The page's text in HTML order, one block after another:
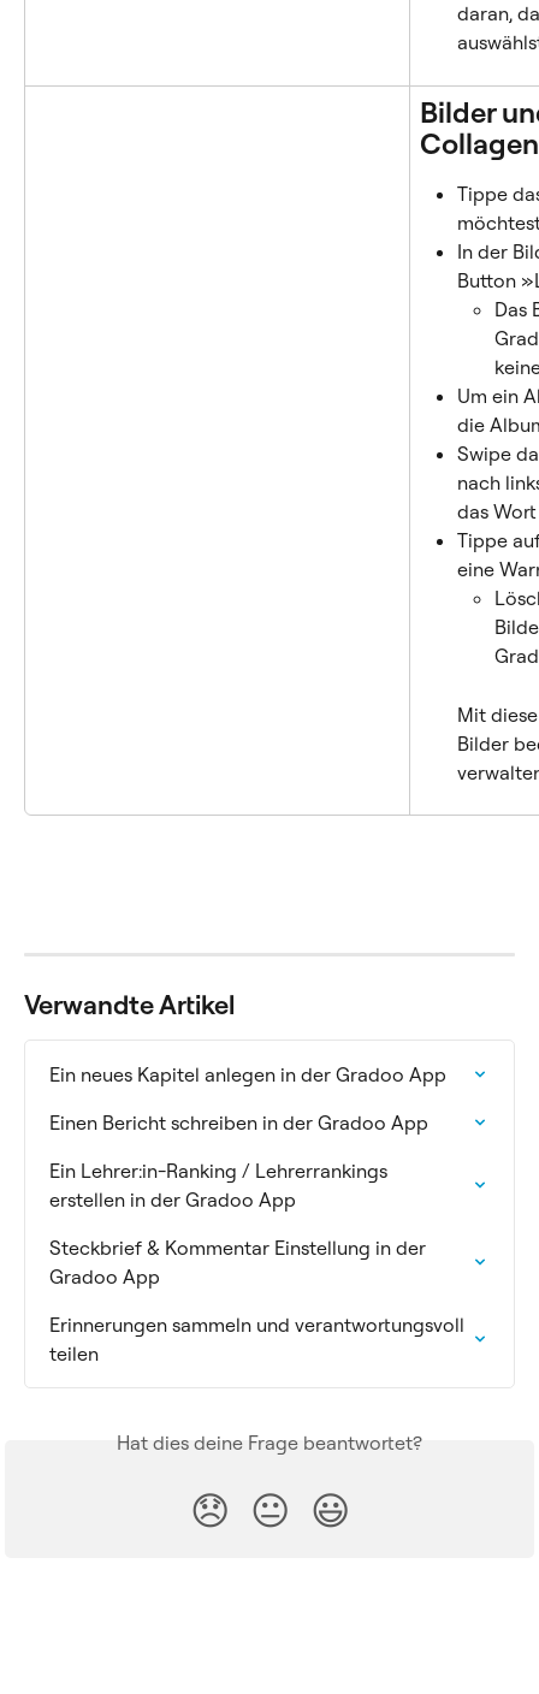
daran,
Bilder
Tippe
In der
Button
Das
Um ein
die
Swipe
nach
das
Tippe
eine
Mit
Bilder
Verwandte Artikel
Ein neues Kapitel anlegen in der Gradoo App
Einen Bericht schreiben in der Gradoo App
Ein Lehrer:in-Ranking / Lehrerrankings
erstellen in der Gradoo App
Steckbrief & Kommentar Einstellung in der
Gradoo App
Erinnerungen sammeln und verantwortungsvoll
teilen
Hat dies deine Frage beantwortet?
😞 😐 😃